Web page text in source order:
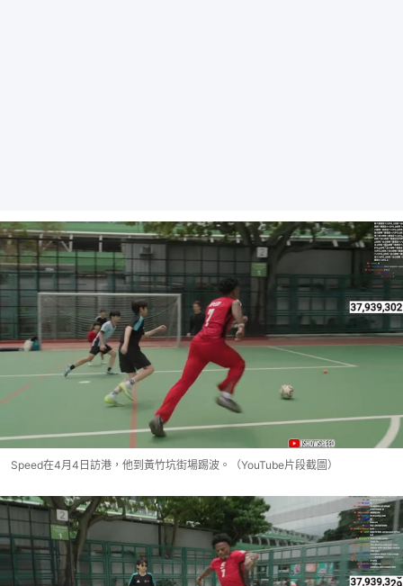
Speed在4月4日訪港，他到黃竹坑街場踢波。（YouTube片段截圖）